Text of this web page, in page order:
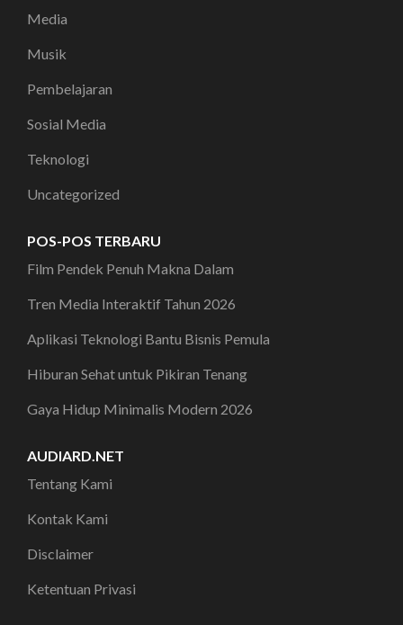
Media
Musik
Pembelajaran
Sosial Media
Teknologi
Uncategorized
POS-POS TERBARU
Film Pendek Penuh Makna Dalam
Tren Media Interaktif Tahun 2026
Aplikasi Teknologi Bantu Bisnis Pemula
Hiburan Sehat untuk Pikiran Tenang
Gaya Hidup Minimalis Modern 2026
AUDIARD.NET
Tentang Kami
Kontak Kami
Disclaimer
Ketentuan Privasi